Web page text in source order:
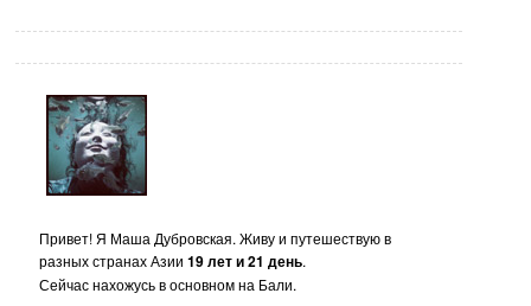
Привет! Я Маша Дубровская. Живу и путешествую в
разных странах Азии19 лет и 21 день.
Сейчас нахожусь в основном на Бали.